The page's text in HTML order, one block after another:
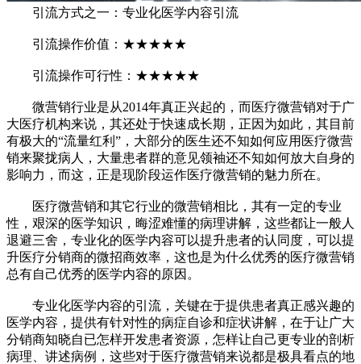
引流方式之一：专业化医学内容引流
引流操作价值：★★★★★
引流操作可行性：★★★★★
微营销行业是从2014年真正兴起的，而医疗微营销对于广
大医疗机构来说，其还处于快速成长期，正因为如此，其目前
有极大的“流量红利”，大部分的医生还不知如何应用医疗微营
销来聚拢病人，大量患者群的意见领袖还不知如何放大自身的
影响力，而这，正是现阶段运作医疗微营销的魅力所在。
医疗微营销和其它行业的微营销相比，其有一定的专业
性，艰深的医学知识，晦涩难懂的病理讲解，这些都让一般人
退避三舍，专业化的医学内容可以提升患者的认同度，可以提
升医疗分销商的微招商效率，这也是为什么优秀的医疗微营销
总有自己优秀的医学内容的原因。
专业化医学内容的引流，关键在于提供患者真正感兴趣的
医学内容，提供有针对性的病症自诊和症状讲解，在于让广大
分销商知晓自已怎样开发患者资源，怎样让自己更专业的剖析
病理、讲述病例，这些对于医疗微营销来说都是极具看点的地